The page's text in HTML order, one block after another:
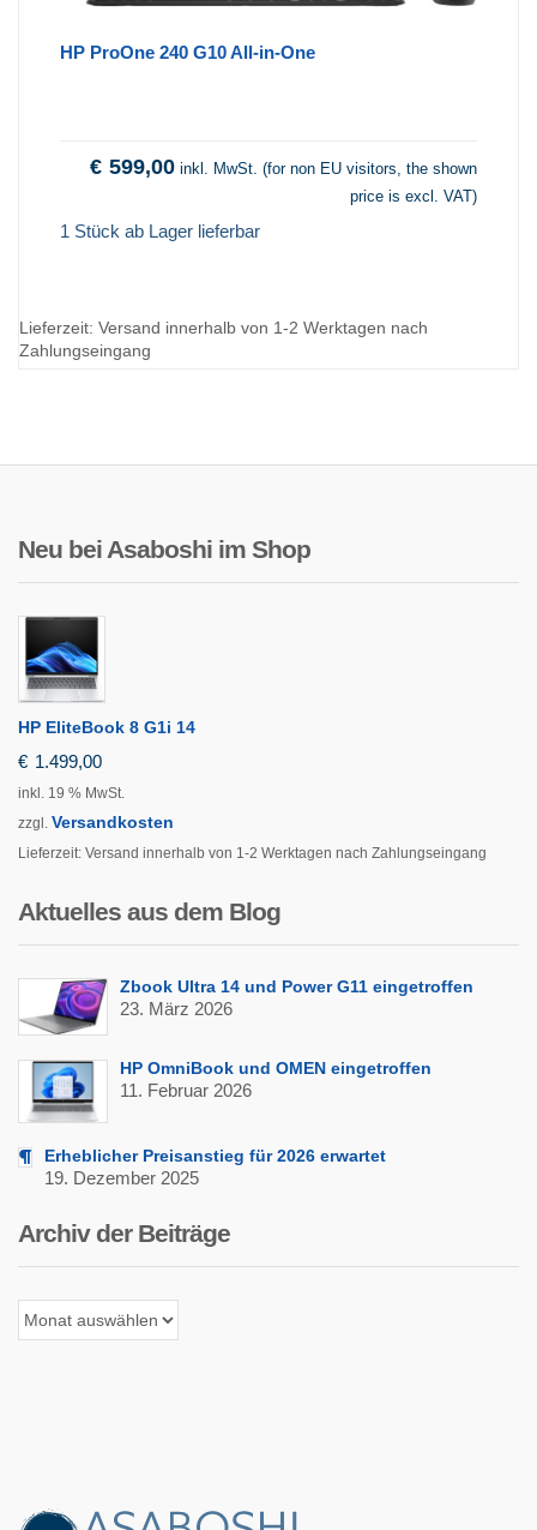
HP ProOne 240 G10 All-in-One
€ 599,00 inkl. MwSt. (for non EU visitors, the shown
price is excl. VAT)
1 Stück ab Lager lieferbar
Lieferzeit: Versand innerhalb von 1-2 Werktagen nach
Zahlungseingang
Neu bei Asaboshi im Shop
HP EliteBook 8 G1i 14
€ 1.499,00
inkl. 19 % MwSt.
zzgl. Versandkosten
Lieferzeit: Versand innerhalb von 1-2 Werktagen nach Zahlungseingang
Aktuelles aus dem Blog
Zbook Ultra 14 und Power G11 eingetroffen
23. März 2026
HP OmniBook und OMEN eingetroffen
11. Februar 2026
Erheblicher Preisanstieg für 2026 erwartet
19. Dezember 2025
Archiv der Beiträge
Archiv
der